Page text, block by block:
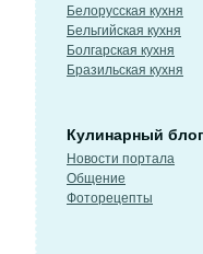
Белорусская кухня
Бельгийская кухня
Болгарская кухня
Бразильская кухня
Кулинарный блог
Новости портала
Общение
Фоторецепты